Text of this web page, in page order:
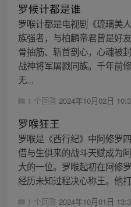
罗候计都是谁
罗喉计都是电视剧《琉璃美
族强者，与柏麟帝君曾是好
骨抽筋、斩首剖心，心魂被
战神将军屠戮同族。千年前
无...
1 个回答 2024年10月02日
罗喉狂王
罗喉是《西行纪》中阿修罗
借与生俱来的战斗天赋成为
大的一位。罗喉起初在阿修
经历未知过程决心称王。他
1 个回答 2024年10月01日